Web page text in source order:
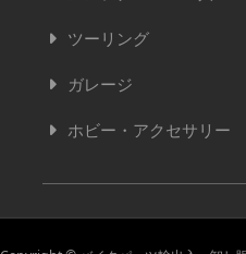
ツーリング
ガレージ
ホビー・アクセサリー